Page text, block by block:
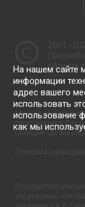
Мнения
проходящих в
позицию
На нашем сайте
информации
адрес вашего
использовать
использование
как мы